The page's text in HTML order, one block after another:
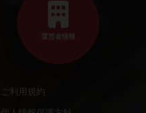
運営者情報
ご利用規約